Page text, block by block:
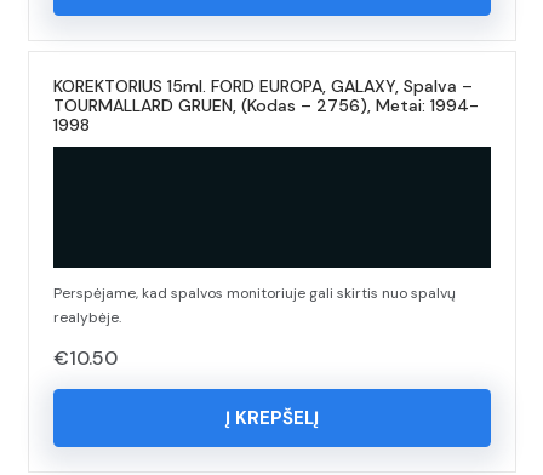
KOREKTORIUS 15ml. FORD EUROPA, GALAXY, Spalva –
TOURMALLARD GRUEN, (Kodas – 2756), Metai: 1994-
1998
Perspėjame, kad spalvos monitoriuje gali skirtis nuo spalvų
realybėje.
€10.50
Į KREPŠELĮ